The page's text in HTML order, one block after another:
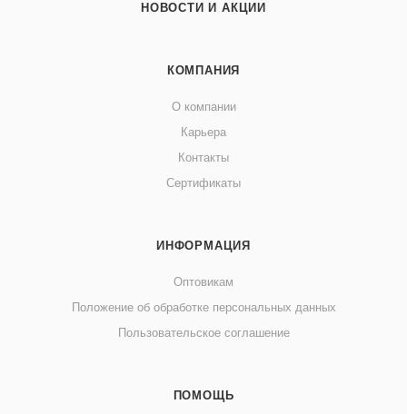
НОВОСТИ И АКЦИИ
КОМПАНИЯ
О компании
Карьера
Контакты
Сертификаты
ИНФОРМАЦИЯ
Оптовикам
Положение об обработке персональных данных
Пользовательское соглашение
ПОМОЩЬ